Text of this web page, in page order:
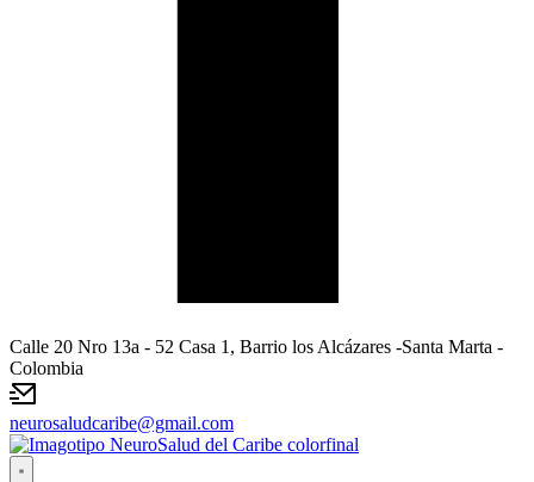
Calle 20 Nro 13a - 52 Casa 1, Barrio los Alcázares -Santa Marta -
Colombia
neurosaludcaribe@gmail.com